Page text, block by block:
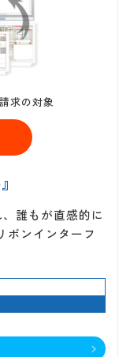
求の対象
誰もが直感的に
ボンインターフ